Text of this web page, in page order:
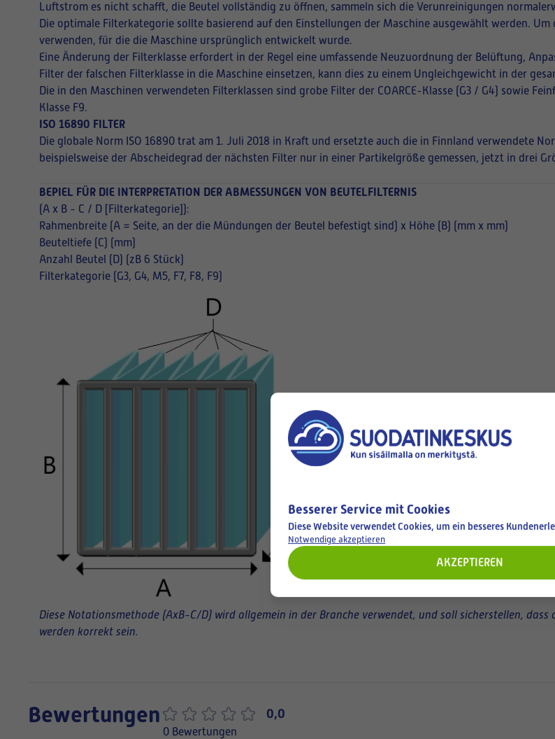
Luftstrom es nicht schafft, die Beutel vollständig zu öffnen, sammeln sich die Verunreinigungen
Die optimale Filterkategorie sollte basierend auf den Einstellungen der Maschine ausgewählt werden.
verwenden, für die die Maschine ursprünglich entwickelt wurde.
Eine Änderung der Filterklasse erfordert in der Regel eine umfassende Neuzuordnung der Belüftung,
Filter der falschen Filterklasse in die Maschine einsetzen, kann dies zu einem Ungleichgewicht in der
Die in den Maschinen verwendeten Filterklassen sind grobe Filter der COARCE-Klasse (G3 / G4) sowie
Klasse F9.
ISO 16890 FILTER
Die globale Norm ISO 16890 trat am 1. Juli 2018 in Kraft und ersetzte auch die in Finnland verwendete
beispielsweise der Abscheidegrad der nächsten Filter nur in einer Partikelgröße gemessen, jetzt in drei
BEPIEL FÜR DIE INTERPRETATION DER ABMESSUNGEN VON BEUTELFILTERNIS
(A x B - C / D [Filterkategorie]):
Rahmenbreite (A = Seite, an der die Mündungen der Beutel befestigt sind) x Höhe (B) (mm x mm)
Beuteltiefe (C) (mm)
Anzahl Beutel (D) (zB 6 Stück)
Filterkategorie (G3, G4, M5, F7, F8, F9)
Diese Notationsmethode (AxB-C/D) wird allgemein in der Branche verwendet, und soll sicherstellen,
werden korrekt sein.
Bewertungen 0,0
0 Bewertungen
Besserer Service mit Cookies
Diese Website verwendet Cookies, um ein besseres
Notwendige akzeptieren
AKZEPTIEREN